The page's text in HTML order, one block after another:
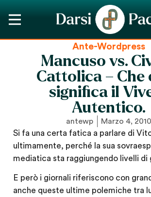
Ante-Wordpress
Mancuso vs.
Cattolica – Che
significa il
Autentico.
antewp Marzo 4, 2010
Si fa una certa fatica a parlare di
ultimamente, perché la sua
mediatica sta raggiungendo livelli di
E però i giornali riferiscono con
anche queste ultime polemiche tra